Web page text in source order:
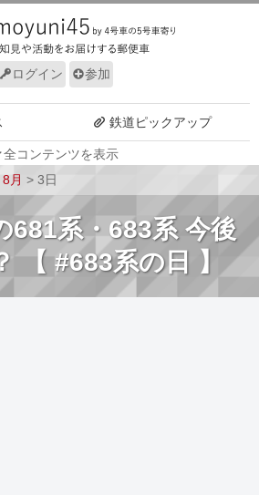
ログイン 参加
全コンテンツを表示
鉄道ピックアップ
路線探訪
サイトについて
8月 > 3日
681系・683系 今後
【 #683系の日 】